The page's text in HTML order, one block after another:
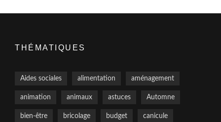
THÉMATIQUES
Aides sociales alimentation aménagement
animation animaux astuces Automne
bien-être bricolage budget canicule